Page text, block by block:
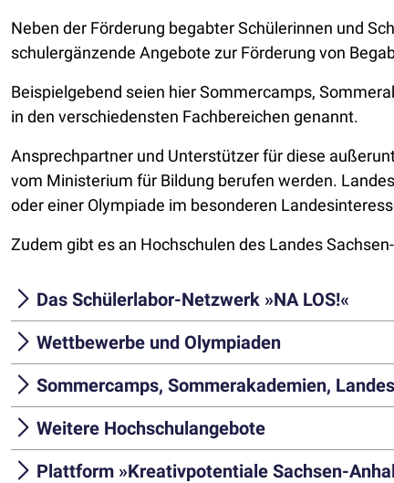
Neben der Förderung begabter Schülerinnen und
schulergänzende Angebote zur Förderung von
Beispielgebend seien hier Sommercamps,
in den verschiedensten Fachbereichen genannt.
Ansprechpartner und Unterstützer für diese
vom Ministerium für Bildung berufen werden.
oder einer Olympiade im besonderen
Zudem gibt es an Hochschulen des Landes
Das Schülerlabor-Netzwerk »NA LOS!«
Wettbewerbe und Olympiaden
Sommercamps, Sommerakademien,
Weitere Hochschulangebote
Plattform »Kreativpotentiale Sachsen-